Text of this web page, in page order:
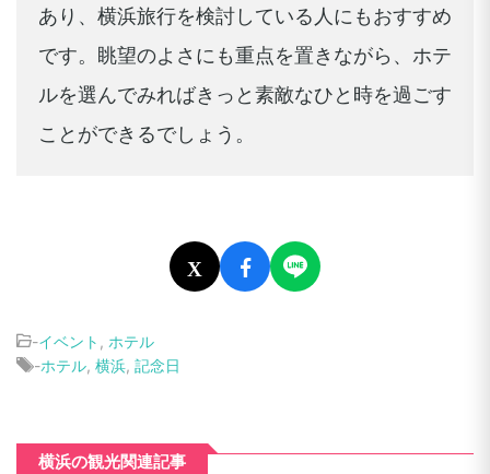
あり、横浜旅行を検討している人にもおすすめ
です。眺望のよさにも重点を置きながら、ホテ
ルを選んでみればきっと素敵なひと時を過ごす
ことができるでしょう。
X
-イベント , ホテル
-ホテル, 横浜, 記念日
横浜の観光関連記事